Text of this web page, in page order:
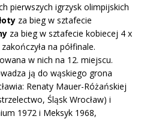
pierwszych igrzysk olimpijskich
za bieg w sztafecie
za bieg w sztafecie kobiecej 4 x
na półfinale.
w nich na 12. miejscu.
ją do wąskiego grona
Renaty Mauer-Różańskiej
Śląsk Wrocław) i
1972 i Meksyk 1968,